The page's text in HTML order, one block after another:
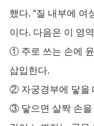
했다. “질 내부에 여
이다. 다음은 이 영
① 주로 쓰는 손에
삽입한다.
② 자궁경부에 닿을
③ 닿으면 살짝 손을